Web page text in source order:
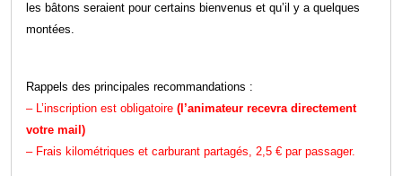
les bâtons seraient pour certains bienvenus et qu’il y a quelques
montées.
Rappels des principales recommandations :
– L’inscription est obligatoire (l’animateur recevra directement
votre mail)
– Frais kilométriques et carburant partagés, 2,5 € par passager.